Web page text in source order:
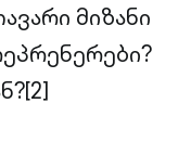
მიზანი